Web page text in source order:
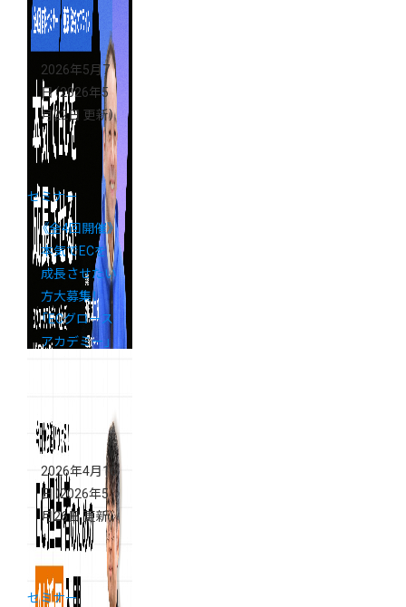
支援金活用セ
ミナー」アー
カイブ配信の
ご案内
2026年5月7
日（2026年5
月22日 更新）
セミナー
《全4回開催》
本気でECを
成長させたい
方大募集！
「ECグロース
アカデミー」
2026年4月16
日 （2026年5
月26日 更新）
セミナー